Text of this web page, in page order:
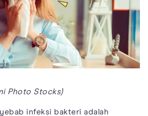
Photo Stocks)
infeksi bakteri adalah